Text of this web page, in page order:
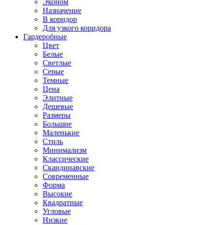
Эконом
Назначение
В коридор
Для узкого коридора
Гардеробные
Цвет
Белые
Светлые
Серые
Темные
Цена
Элитные
Дешевые
Размеры
Большие
Маленькие
Стиль
Минимализм
Классические
Скандинавские
Современные
Форма
Высокие
Квадратные
Угловые
Низкие